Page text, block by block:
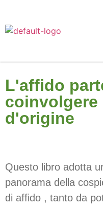
L'affido
coinvolgere
d'origine
Questo libro adotta
panorama della
di affido , tanto da